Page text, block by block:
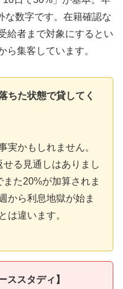
な数字です。在籍確認な
給者まで対象にするとい
ら集客しています。
ちた状態で貸してく
実かもしれません。
る見通しはありまし
た20%が加算されま
から利息地獄が始ま
は違います。
スタディ】